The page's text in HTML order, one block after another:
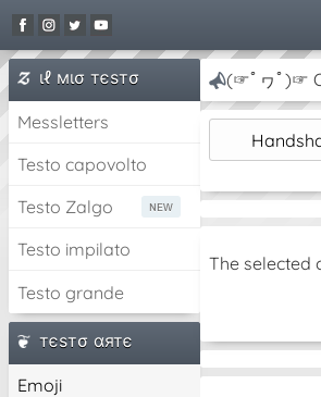
ιℓ мισ тєѕтσ
Messletters
Testo capovolto
Testo Zalgo
Testo impilato
Testo grande
тєѕтσ αятє
Emoji
(☞ﾟヮﾟ)☞
The selected